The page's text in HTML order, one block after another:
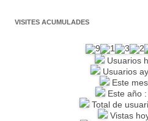
VISITES ACUMULADES
Usuarios
Usuarios
Este
Este año
Total de
Vistas